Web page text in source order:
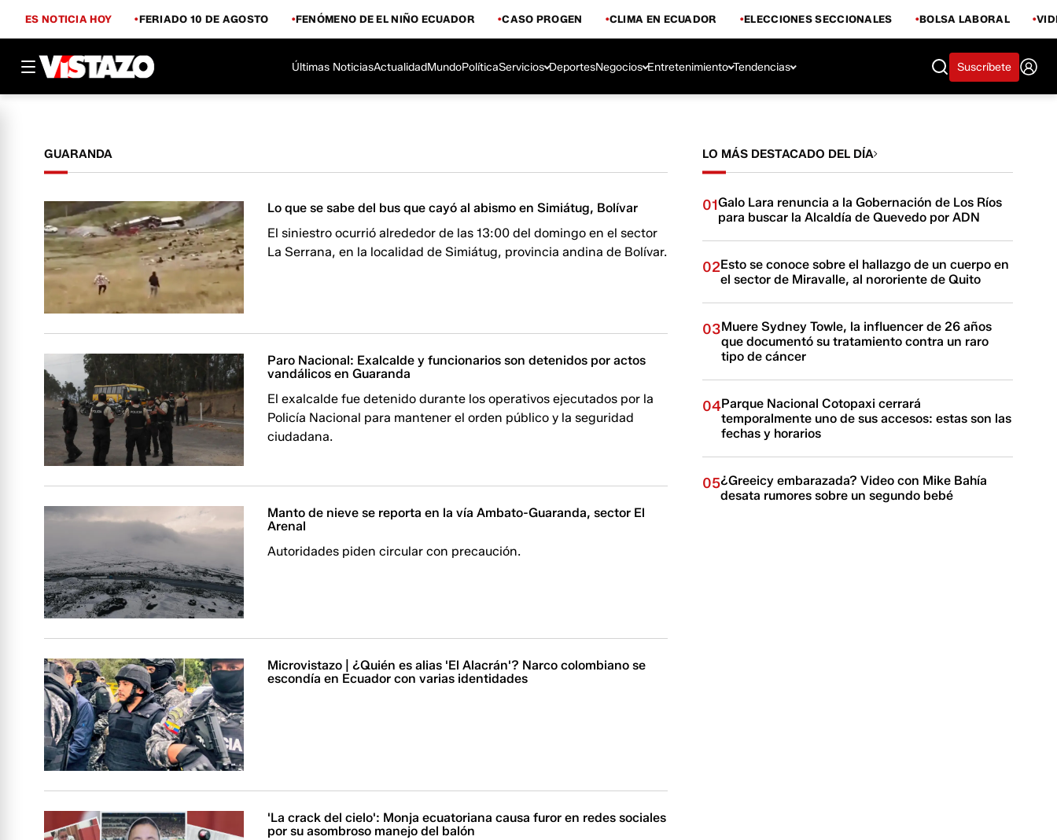
ES NOTICIA HOY FERIADO 10 DE AGOSTO FENÓMENO DE EL NIÑO ECUADOR CASO PROGEN CLIMA EN ECUADOR ELECCIONES SECCIONALES BOLSA LABORAL
Últimas NoticiasActualidadMundoPolíticaServicios DeportesNegocios Entretenimiento Tendencias Suscríbete
GUARANDA
Lo que se sabe del bus que cayó al abismo en Simiátug, Bolívar
El siniestro ocurrió alrededor de las 13:00 del domingo en el sector
La Serrana, en la localidad de Simiátug, provincia andina de Bolívar.
Paro Nacional: Exalcalde y funcionarios son detenidos por actos
vandálicos en Guaranda
El exalcalde fue detenido durante los operativos ejecutados por la
Policía Nacional para mantener el orden público y la seguridad
ciudadana.
Manto de nieve se reporta en la vía Ambato-Guaranda, sector El
Arenal
Autoridades piden circular con precaución.
Microvistazo | ¿Quién es alias 'El Alacrán'? Narco colombiano se
escondía en Ecuador con varias identidades
'La crack del cielo': Monja ecuatoriana causa furor en redes sociales
por su asombroso manejo del balón
LO MÁS DESTACADO DEL DÍA
01Galo Lara renuncia a la Gobernación de Los Ríos
para buscar la Alcaldía de Quevedo por ADN
02Esto se conoce sobre el hallazgo de un cuerpo en
el sector de Miravalle, al nororiente de Quito
03Muere Sydney Towle, la influencer de 26 años
que documentó su tratamiento contra un raro
tipo de cáncer
04Parque Nacional Cotopaxi cerrará
temporalmente uno de sus accesos: estas son las
fechas y horarios
05¿Greeicy embarazada? Video con Mike Bahía
desata rumores sobre un segundo bebé